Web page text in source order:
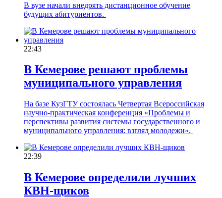
В вузе начали внедрять дистанционное обучение
будущих абитуриентов.
22:43
В Кемерове решают проблемы
муниципального управления
На базе КузГТУ состоялась Четвертая Всероссийская
научно-практическая конференция «Проблемы и
перспективы развития системы государственного и
муниципального управления: взгляд молодежи».
22:39
В Кемерове определили лучших
КВН-щиков